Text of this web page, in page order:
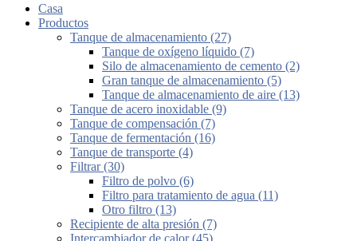
Casa
Productos
Tanque de almacenamiento (27)
Tanque de oxígeno líquido (7)
Silo de almacenamiento de cemento (2)
Gran tanque de almacenamiento (5)
Tanque de almacenamiento de aire (13)
Tanque de acero inoxidable (9)
Tanque de compensación (7)
Tanque de fermentación (16)
Tanque de transporte (4)
Filtrar (30)
Filtro de polvo (6)
Filtro para tratamiento de agua (11)
Otro filtro (13)
Recipiente de alta presión (7)
Intercambiador de calor (45)